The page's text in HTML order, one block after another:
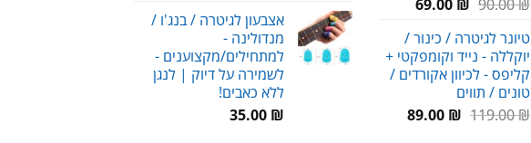
90.00₪
היה:
90.00 ₪.
69.00 ₪
הוא:
69.00 ₪.
טיונר לגיטרה / כינור /
יוקללה - נייד וקומפקטי +
קליפס - לכיוון אקורדים /
טונים / תווים
119.00₪
המחיר89.00 ₪
המחיר
אצבעון לגיטרה / בנג'ו /
מנדולינה -
למתחילים/מקצוענים -
לשמירה על דיוק | לנגן
ללא כאבים!
35.00 ₪